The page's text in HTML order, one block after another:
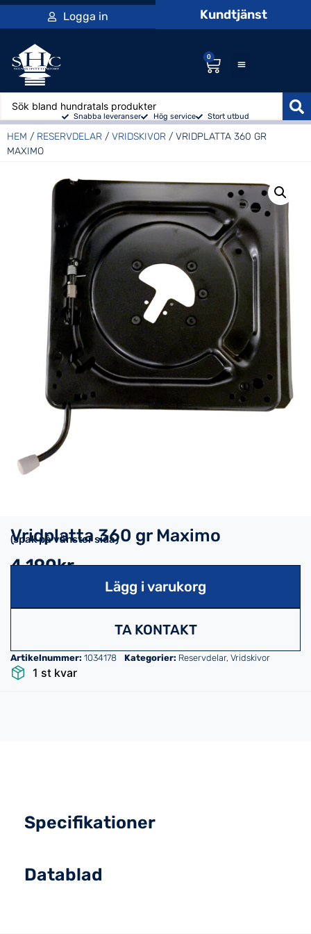
Logga in Kundtjänst
0
Snabba leveranser Hög service Stort utbud
HEM / RESERVDELAR / VRIDSKIVOR / VRIDPLATTA 360 GR
MAXIMO
Vridplatta 360 gr Maximo
(spak på vänster sida)
4,190kr
Lägg i varukorg
TA KONTAKT
Artikelnummer: 1034178 Kategorier: Reservdelar, Vridskivor
1 st kvar
Specifikationer
Datablad